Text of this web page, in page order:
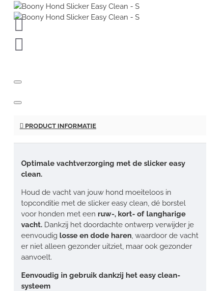
PRODUCT INFORMATIE
Optimale vachtverzorging met de slicker easy
clean.
Houd de vacht van jouw hond moeiteloos in
topconditie met de slicker easy clean, dé borstel
voor honden met een ruw-, kort- of langharige
vacht. Dankzij het doordachte ontwerp verwijder je
eenvoudig losse en dode haren, waardoor de vacht
er niet alleen gezonder uitziet, maar ook gezonder
aanvoelt.
Eenvoudig in gebruik dankzij het easy clean-
systeem